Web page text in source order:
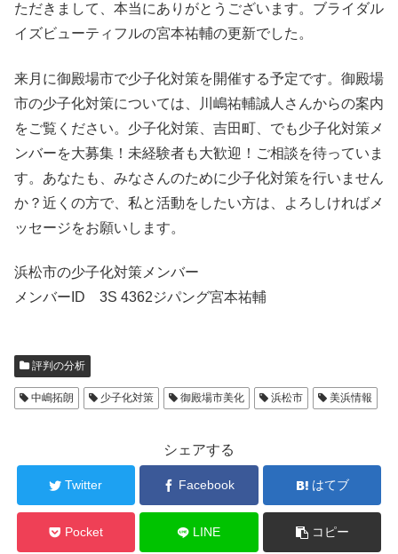
ただきまして、本当にありがとうございます。ブライダル
イズビューティフルの宮本祐輔の更新でした。
来月に御殿場市で少子化対策を開催する予定です。御殿場
市の少子化対策については、川嶋祐輔誠人さんからの案内
をご覧ください。少子化対策、吉田町、でも少子化対策メ
ンバーを大募集！未経験者も大歓迎！ご相談を待っていま
す。あなたも、みなさんのために少子化対策を行いません
か？近くの方で、私と活動をしたい方は、よろしければメ
ッセージをお願いします。
浜松市の少子化対策メンバー
メンバーID 3S 4362ジパング宮本祐輔
評判の分析
中嶋拓朗 少子化対策 御殿場市美化 浜松市 美浜情報
シェアする
Twitter Facebook はてブ
Pocket LINE コピー